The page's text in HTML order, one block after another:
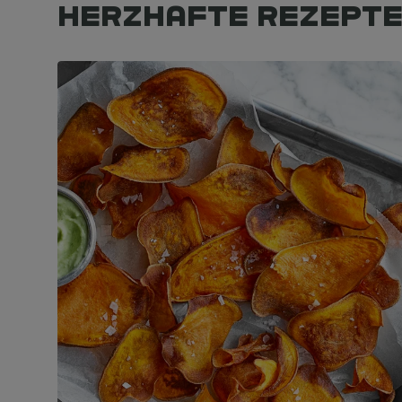
Herzhafte Rezepte